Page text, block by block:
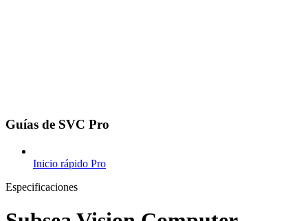
Guías de SVC Pro
Inicio rápido Pro
Especificaciones